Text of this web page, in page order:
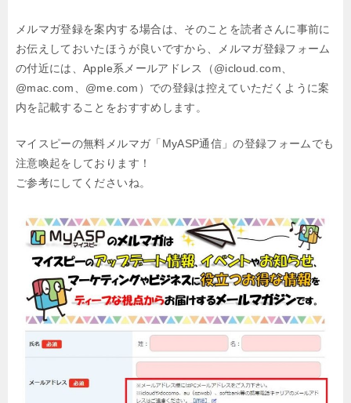
メルマガ登録を案内する場合は、そのことを読者さんに事前に
お伝えしておいたほうが良いですから、
メルマガ登録フォーム
の付近には、Apple系メールアドレス（@icloud.com、
@mac.com、@me.com） での登録は控えていただくように案
内を記載することをおすすめします。
マイスピーの無料メルマガ「MyASP通信」の登録フォームでも
注意喚起をしております！
ご参考にしてくださいね。